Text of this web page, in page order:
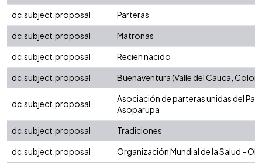
dc.subject.proposal
Parteras
dc.subject.proposal
Matronas
dc.subject.proposal
Recien nacido
dc.subject.proposal
Buenaventura (Valle del Cauca,
dc.subject.proposal
Asociación de parteras unidas del
Asoparupa
dc.subject.proposal
Tradiciones
dc.subject.proposal
Organización Mundial de la Salud -